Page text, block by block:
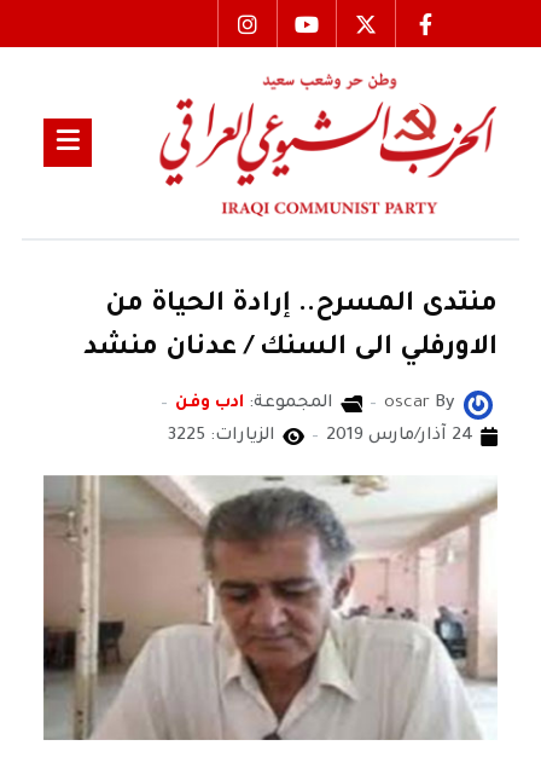
منتدى المسرح.. إرادة الحياة من
الاورفلي الى السنك / عدنان منشد
By
oscar المجموعة: ادب وفن
24 آذار/مارس 2019
الزيارات: 3225